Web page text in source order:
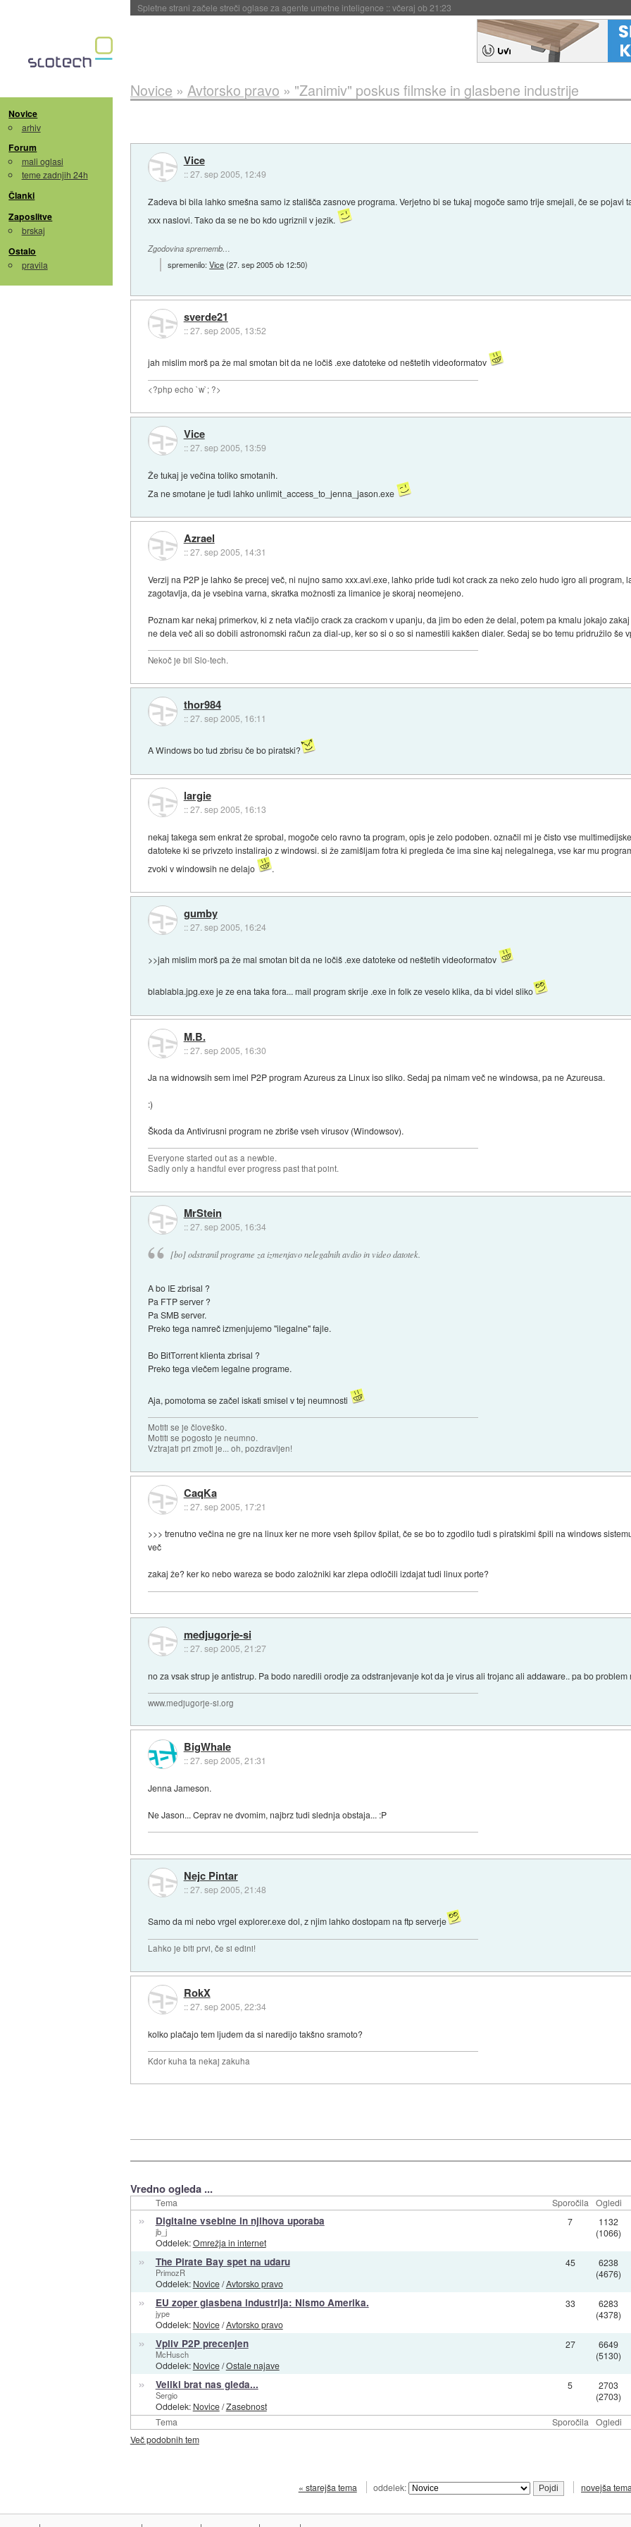
Spletne strani začele streči oglase za agente umetne inteligence :: včeraj ob 21:23
Novice
arhiv
Forum
mali oglasi
teme zadnjih 24h
Članki
Zaposlitve
brskaj
Ostalo
pravila
Novice » Avtorsko pravo » "Zanimiv" poskus filmske in glasbene industrije
Vice
::27. sep 2005, 12:49
Zadeva bi bila lahko smešna samo iz stališča zasnove programa. Verjetno bi se tukaj mogoče samo trije smejali, če se pojavi
xxx naslovi. Tako da se ne bo kdo ugriznil v jezik.
Zgodovina sprememb…
spremenilo:Vice(27. sep 2005 ob 12:50)
sverde21
::27. sep 2005, 13:52
jah mislim morš pa že mal smotan bit da ne ločiš .exe datoteke od neštetih videoformatov
<?php echo `w`; ?>
Vice
::27. sep 2005, 13:59
Že tukaj je večina toliko smotanih.
Za ne smotane je tudi lahko unlimit_access_to_jenna_jason.exe
Azrael
::27. sep 2005, 14:31
Verzij na P2P je lahko še precej več, ni nujno samo xxx.avi.exe, lahko pride tudi kot crack za neko zelo hudo igro ali program,
zagotavlja, da je vsebina varna, skratka možnosti za limanice je skoraj neomejeno.
Poznam kar nekaj primerkov, ki z neta vlačijo crack za crackom v upanju, da jim bo eden že delal, potem pa kmalu jokajo
ne dela več ali so dobili astronomski račun za dial-up, ker so si o so si namestili kakšen dialer. Sedaj se bo temu pridružilo še
Nekoč je bil Slo-tech.
thor984
::27. sep 2005, 16:11
A Windows bo tud zbrisu če bo piratski?
largie
::27. sep 2005, 16:13
nekaj takega sem enkrat že sprobal, mogoče celo ravno ta program, opis je zelo podoben. označil mi je čisto vse
datoteke ki se privzeto instalirajo z windowsi. si že zamišljam fotra ki pregleda če ima sine kaj nelegalnega, vse kar mu
zvoki v windowsih ne delajo
.
gumby
::27. sep 2005, 16:24
>>jah mislim morš pa že mal smotan bit da ne ločiš .exe datoteke od neštetih videoformatov
blablabla.jpg.exe je ze ena taka fora... mail program skrije .exe in folk ze veselo klika, da bi videl sliko
M.B.
::27. sep 2005, 16:30
Ja na widnowsih sem imel P2P program Azureus za Linux iso sliko. Sedaj pa nimam več ne windowsa, pa ne Azureusa.
:)
Škoda da Antivirusni program ne zbriše vseh virusov (Windowsov).
Everyone started out as a newbie.
Sadly only a handful ever progress past that point.
MrStein
::27. sep 2005, 16:34
[bo] odstranil programe za izmenjavo nelegalnih avdio in video datotek.
A bo IE zbrisal ?
Pa FTP server ?
Pa SMB server.
Preko tega namreč izmenjujemo "ilegalne" fajle.
Bo BitTorrent klienta zbrisal ?
Preko tega vlečem legalne programe.
Aja, pomotoma se začel iskati smisel v tej neumnosti
Motiti se je človeško.
Motiti se pogosto je neumno.
Vztrajati pri zmoti je... oh, pozdravljen!
CaqKa
::27. sep 2005, 17:21
>>> trenutno večina ne gre na linux ker ne more vseh špilov špilat, če se bo to zgodilo tudi s piratskimi špili na windows
več
zakaj že? ker ko nebo wareza se bodo založniki kar zlepa odločili izdajat tudi linux porte?
medjugorje-si
::27. sep 2005, 21:27
no za vsak strup je antistrup. Pa bodo naredili orodje za odstranjevanje kot da je virus ali trojanc ali addaware.. pa bo problem
www.medjugorje-si.org
BigWhale
::27. sep 2005, 21:31
Jenna Jameson.
Ne Jason... Ceprav ne dvomim, najbrz tudi slednja obstaja... :P
Nejc Pintar
::27. sep 2005, 21:48
Samo da mi nebo vrgel explorer.exe dol, z njim lahko dostopam na ftp serverje
Lahko je biti prvi, če si edini!
RokX
::27. sep 2005, 22:34
kolko plačajo tem ljudem da si naredijo takšno sramoto?
Kdor kuha ta nekaj zakuha
Vredno ogleda ...
Tema Sporočila Ogledi
Tema Sporočila Ogledi
» Digitalne vsebine in njihova uporaba
jb_j
Oddelek:Omrežja in internet
7
1132
(1066)
» The Pirate Bay spet na udaru
PrimozR
Oddelek: Novice/Avtorsko pravo
45
6238
(4676)
» EU zoper glasbena industrija: Nismo Amerika.
jype
Oddelek: Novice/Avtorsko pravo
33
6283
(4378)
» Vpliv P2P precenjen
McHusch
Oddelek: Novice/Ostale najave
27
6649
(5130)
» Veliki brat nas gleda...
Sergio
Oddelek: Novice/Zasebnost
5
2703
(2703)
Več podobnih tem
« starejša tema oddelek: novejša